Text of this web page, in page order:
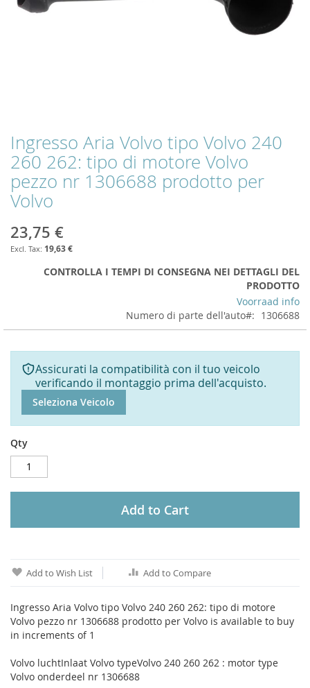
Skip
to
the
beginning
of
the
gallery
Ingresso Aria Volvo tipo Volvo 240
260 262: tipo di motore Volvo
pezzo nr 1306688 prodotto per
Volvo
23,75 €
19,63 €
CONTROLLA I TEMPI DI CONSEGNA NEI DETTAGLI DEL
PRODOTTO
Voorraad info
Numero di parte dell'auto
1306688
Assicurati la compatibilità con il tuo veicolo
verificando il montaggio prima dell'acquisto.
Seleziona Veicolo
Qty
Add to Cart
Add to Wish List Add to Compare
Ingresso Aria Volvo tipo Volvo 240 260 262: tipo di motore
Volvo pezzo nr 1306688 prodotto per Volvo is available to buy
in increments of 1
Volvo luchtInlaat Volvo typeVolvo 240 260 262 : motor type
Volvo onderdeel nr 1306688